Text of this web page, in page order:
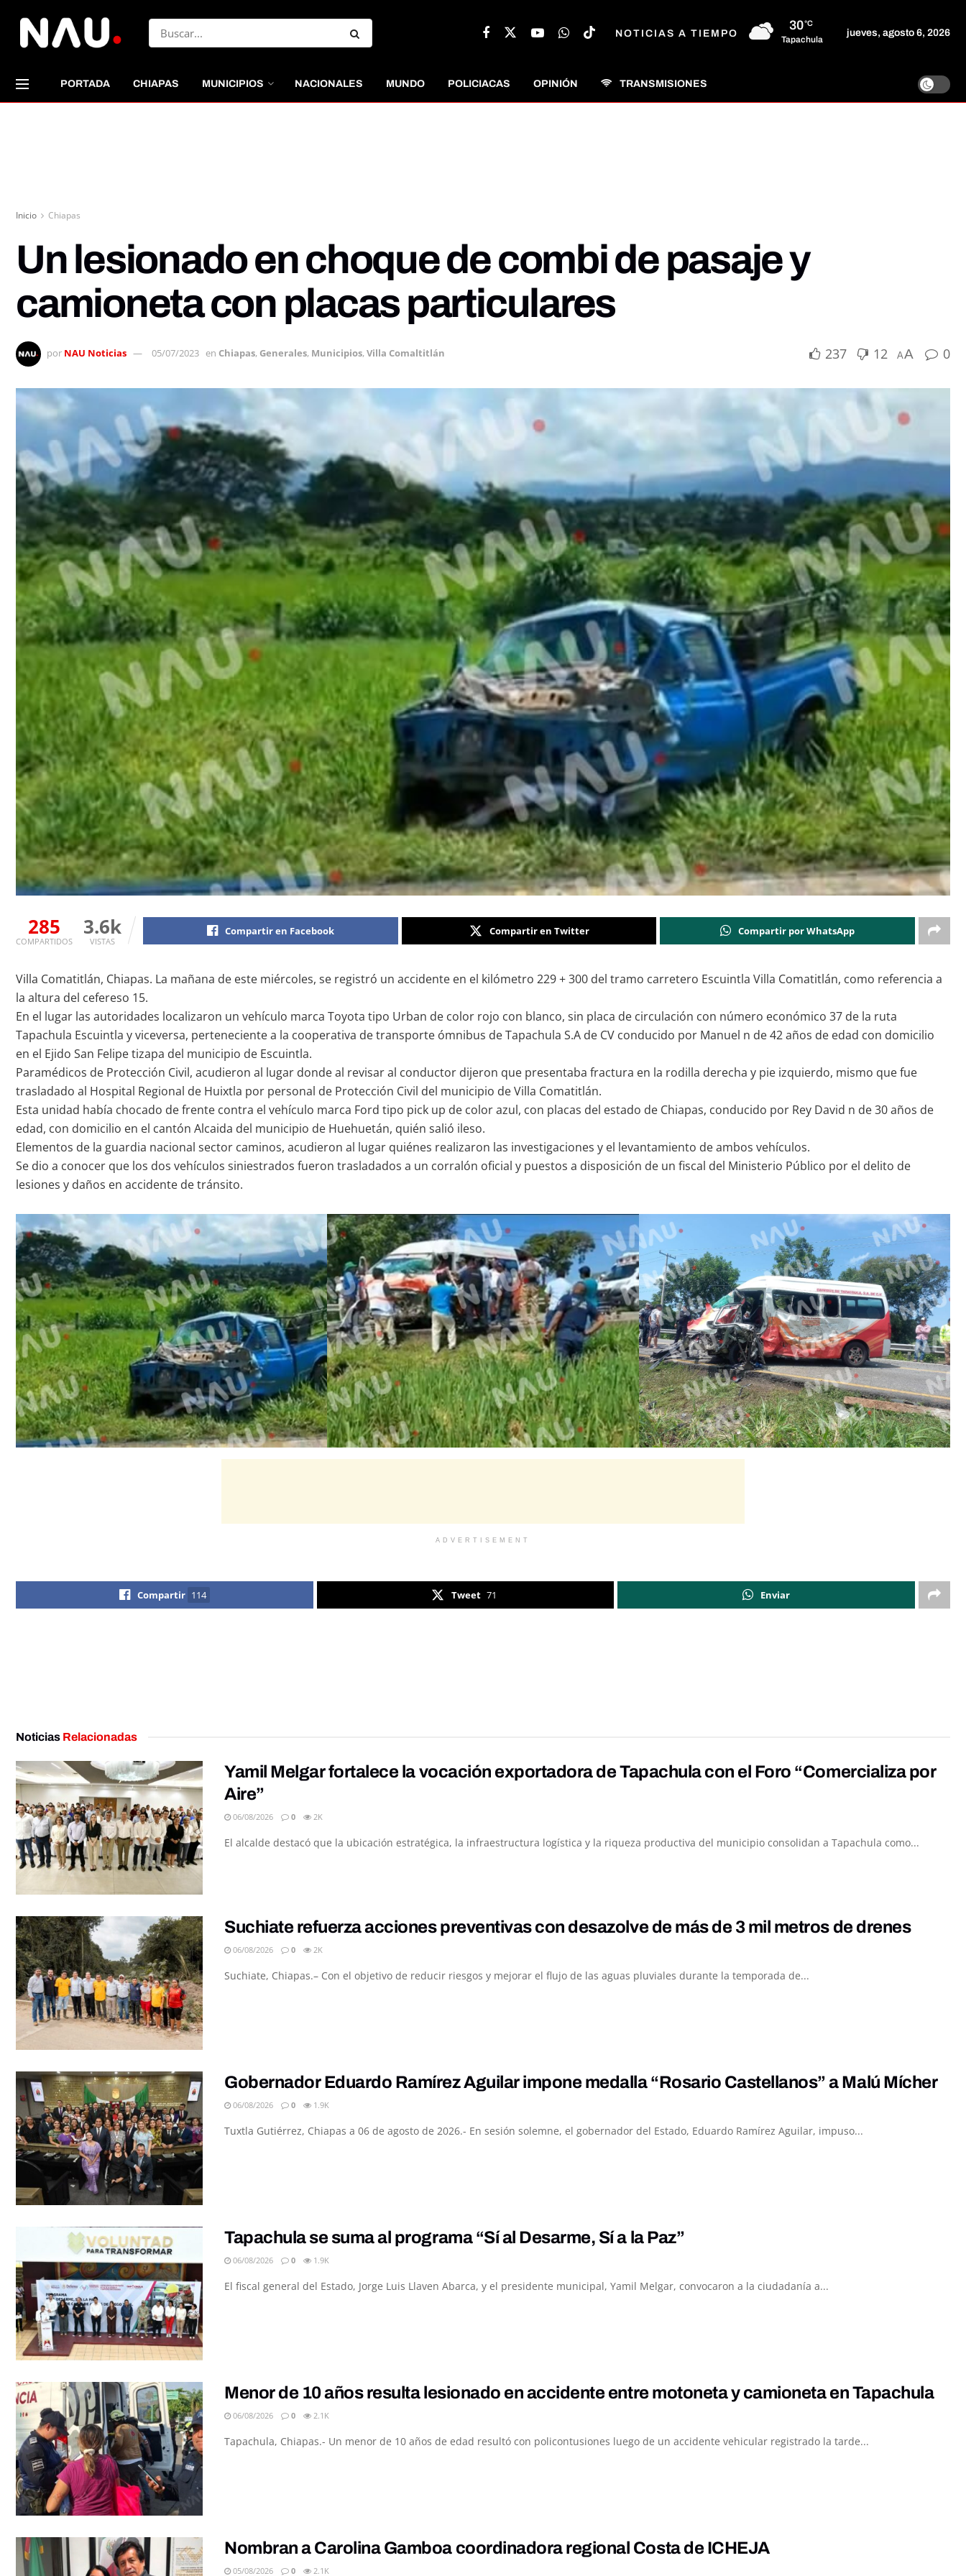
NOTICIAS A TIEMPO
30°C
Tapachula
jueves, agosto 6, 2026
PORTADA CHIAPAS MUNICIPIOS NACIONALES MUNDO POLICIACAS OPINIÓN TRANSMISIONES
Inicio Chiapas
Un lesionado en choque de combi de pasaje y
camioneta con placas particulares
por NAU Noticias 05/07/2023 en Chiapas, Generales, Municipios,Villa Comaltitlán 237 12 AA 0
285
COMPARTIDOS
3.6k
VISTAS
Compartir en Facebook Compartir en Twitter Compartir por WhatsApp
Villa Comatitlán, Chiapas. La mañana de este miércoles, se registró un accidente en el kilómetro 229 + 300 del tramo carretero Escuintla Villa Comatitlán, como referencia a
la altura del cefereso 15.
En el lugar las autoridades localizaron un vehículo marca Toyota tipo Urban de color rojo con blanco, sin placa de circulación con número económico 37 de la ruta
Tapachula Escuintla y viceversa, perteneciente a la cooperativa de transporte ómnibus de Tapachula S.A de CV conducido por Manuel n de 42 años de edad con domicilio
en el Ejido San Felipe tizapa del municipio de Escuintla.
Paramédicos de Protección Civil, acudieron al lugar donde al revisar al conductor dijeron que presentaba fractura en la rodilla derecha y pie izquierdo, mismo que fue
trasladado al Hospital Regional de Huixtla por personal de Protección Civil del municipio de Villa Comatitlán.
Esta unidad había chocado de frente contra el vehículo marca Ford tipo pick up de color azul, con placas del estado de Chiapas, conducido por Rey David n de 30 años de
edad, con domicilio en el cantón Alcaida del municipio de Huehuetán, quién salió ileso.
Elementos de la guardia nacional sector caminos, acudieron al lugar quiénes realizaron las investigaciones y el levantamiento de ambos vehículos.
Se dio a conocer que los dos vehículos siniestrados fueron trasladados a un corralón oficial y puestos a disposición de un fiscal del Ministerio Público por el delito de
lesiones y daños en accidente de tránsito.
ADVERTISEMENT
Compartir 114 Tweet 71 Enviar
Noticias Relacionadas
Yamil Melgar fortalece la vocación exportadora de Tapachula con el Foro “Comercializa por
Aire”
06/08/2026 0 2K
El alcalde destacó que la ubicación estratégica, la infraestructura logística y la riqueza productiva del municipio consolidan a Tapachula como...
Suchiate refuerza acciones preventivas con desazolve de más de 3 mil metros de drenes
06/08/2026 0 2K
Suchiate, Chiapas.– Con el objetivo de reducir riesgos y mejorar el flujo de las aguas pluviales durante la temporada de...
Gobernador Eduardo Ramírez Aguilar impone medalla “Rosario Castellanos” a Malú Mícher
06/08/2026 0 1.9K
Tuxtla Gutiérrez, Chiapas a 06 de agosto de 2026.- En sesión solemne, el gobernador del Estado, Eduardo Ramírez Aguilar, impuso...
Tapachula se suma al programa “Sí al Desarme, Sí a la Paz”
06/08/2026 0 1.9K
El fiscal general del Estado, Jorge Luis Llaven Abarca, y el presidente municipal, Yamil Melgar, convocaron a la ciudadanía a...
Menor de 10 años resulta lesionado en accidente entre motoneta y camioneta en Tapachula
06/08/2026 0 2.1K
Tapachula, Chiapas.- Un menor de 10 años de edad resultó con policontusiones luego de un accidente vehicular registrado la tarde...
Nombran a Carolina Gamboa coordinadora regional Costa de ICHEJA
05/08/2026 0 2.1K